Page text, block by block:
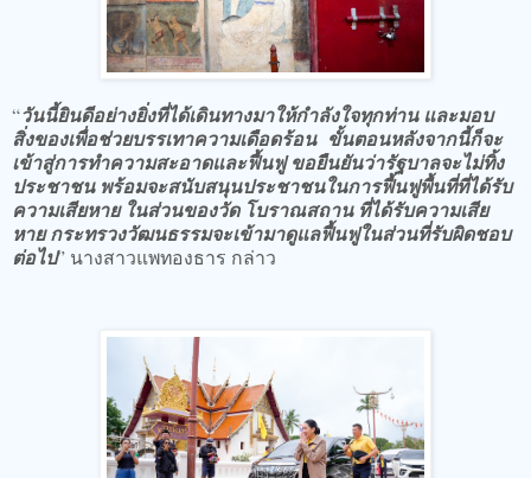
“วันนี้ยินดีอย่างยิ่งที่ได้เดินทางมาให้กำลังใจทุกท่าน และมอบ
สิ่งของเพื่อช่วยบรรเทาความเดือดร้อน ขั้นตอนหลังจากนี้ก็จะ
เข้าสู่การทำความสะอาดและฟื้นฟู ขอยืนยันว่ารัฐบาลจะไม่ทิ้ง
ประชาชน พร้อมจะสนับสนุนประชาชนในการฟื้นฟูพื้นที่ที่ได้รับ
ความเสียหาย ในส่วนของวัด โบราณสถาน ที่ได้รับความเสีย
หาย กระทรวงวัฒนธรรมจะเข้ามาดูแลฟื้นฟูในส่วนที่รับผิดชอบ
ต่อไป” นางสาวแพทองธาร กล่าว